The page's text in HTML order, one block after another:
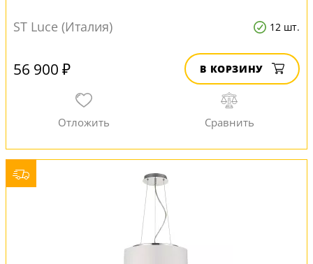
ST Luce (Италия) 12 шт.
56 900 ₽ В КОРЗИНУ